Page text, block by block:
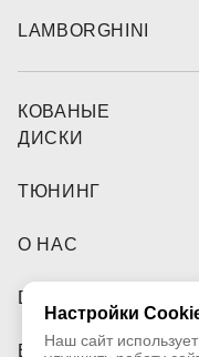
LAMBORGHINI
КОВАНЫЕ
ДИСКИ
ТЮНИНГ
О НАС
DEALERS
ВИДЕО
Настройки
Наш сайт